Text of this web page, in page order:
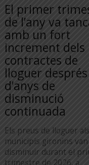
El primer
de l’any va
amb un fort
increment dels
contractes de
lloguer després
d’anys de
disminució
continuada
Els preus de lloguer als
municipis gironins van
disminuir durant el